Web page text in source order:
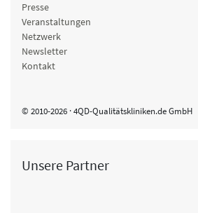
Presse
Veranstaltungen
Netzwerk
Newsletter
Kontakt
© 2010-2026 · 4QD-Qualitätskliniken.de GmbH
Unsere Partner